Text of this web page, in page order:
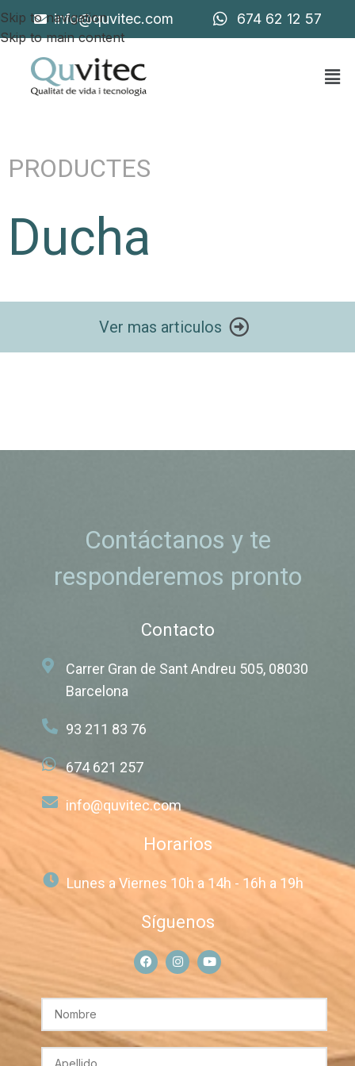
Skip to navigation
Skip to main content
info@quvitec.com 674 62 12 57
PRODUCTES
Ducha
Ver mas articulos
Contáctanos y te
responderemos pronto
Contacto
Carrer Gran de Sant Andreu 505, 08030
Barcelona
93 211 83 76
674 621 257
info@quvitec.com
Horarios
Lunes a Viernes 10h a 14h - 16h a 19h
Síguenos